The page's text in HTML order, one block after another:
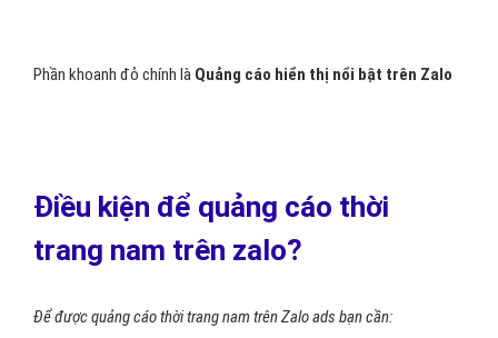
Phần khoanh đỏ chính là Quảng cáo hiển thị nổi bật trên Zalo
Điều kiện để quảng cáo thời
trang nam trên zalo?
Để được quảng cáo thời trang nam trên Zalo ads bạn cần: